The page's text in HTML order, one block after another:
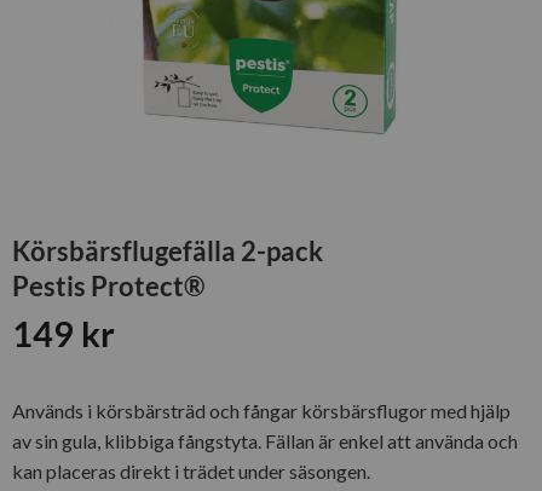
Körsbärsflugefälla 2-pack
Pestis Protect®
149 kr
Används i körsbärsträd och fångar körsbärsflugor med hjälp
av sin gula, klibbiga fångstyta. Fällan är enkel att använda och
kan placeras direkt i trädet under säsongen.